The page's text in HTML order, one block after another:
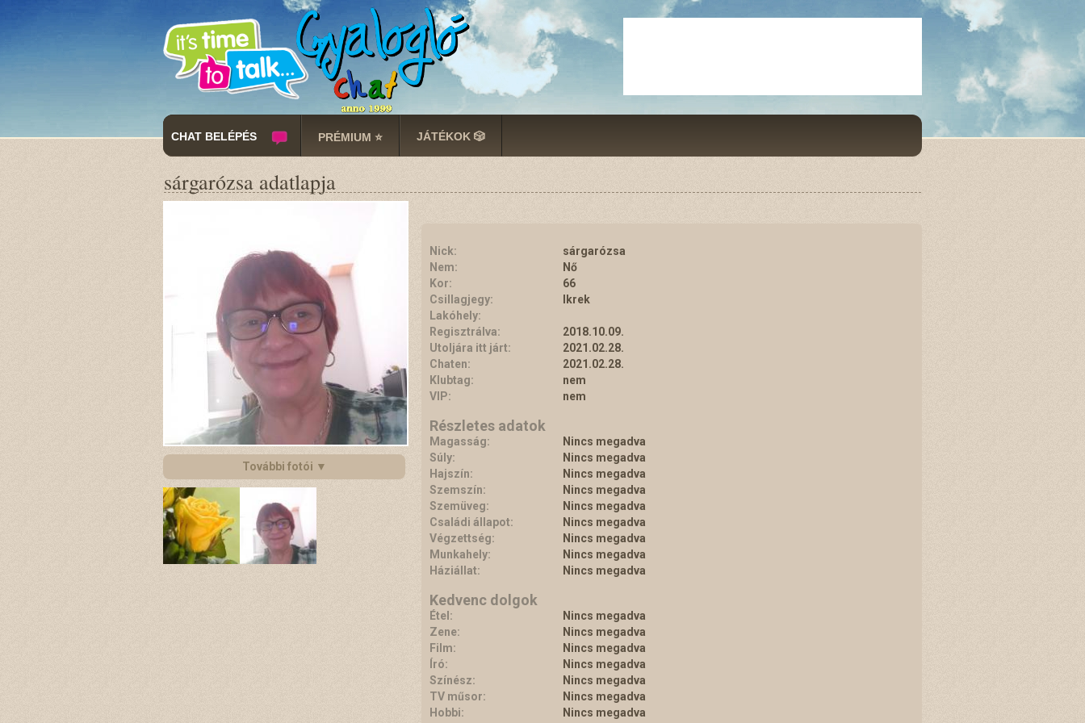
CHAT BELÉPÉS PRÉMIUM ⭐ JÁTÉKOK 🎲
sárgarózsa adatlapja
További fotói ▼
Nick:
sárgarózsa
Nem:
Nő
Kor:
66
Csillagjegy:
Ikrek
Lakóhely:
Regisztrálva:
2018.10.09.
Utoljára itt járt:
2021.02.28.
Chaten:
2021.02.28.
Klubtag:
nem
VIP:
nem
Részletes adatok
Magasság:
Nincs megadva
Súly:
Nincs megadva
Hajszín:
Nincs megadva
Szemszín:
Nincs megadva
Szemüveg:
Nincs megadva
Családi állapot:
Nincs megadva
Végzettség:
Nincs megadva
Munkahely:
Nincs megadva
Háziállat:
Nincs megadva
Kedvenc dolgok
Étel:
Nincs megadva
Zene:
Nincs megadva
Film:
Nincs megadva
Író:
Nincs megadva
Színész:
Nincs megadva
TV műsor:
Nincs megadva
Hobbi:
Nincs megadva